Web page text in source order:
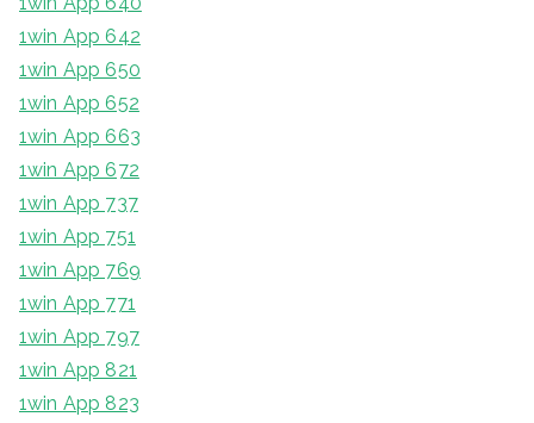
1win App 642
1win App 650
1win App 652
1win App 663
1win App 672
1win App 737
1win App 751
1win App 769
1win App 771
1win App 797
1win App 821
1win App 823